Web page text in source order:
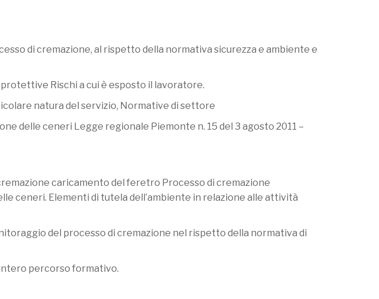
di cremazione, al rispetto della normativa sicurezza e ambiente e
Rischi a cui è esposto il lavoratore.
natura del servizio, Normative di settore
delle ceneri Legge regionale Piemonte n. 15 del 3 agosto 2011 –
caricamento del feretro Processo di cremazione
ceneri. Elementi di tutela dell’ambiente in relazione alle attività
del processo di cremazione nel rispetto della normativa di
percorso formativo.